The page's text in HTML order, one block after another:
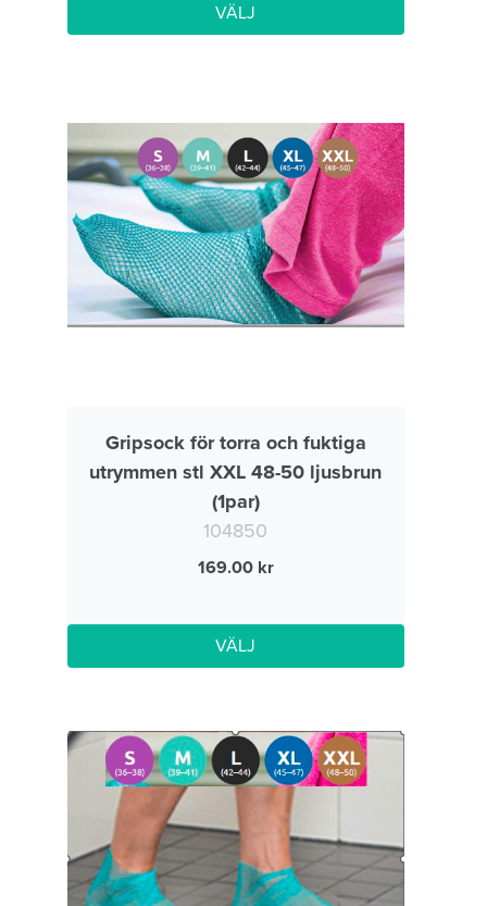
VÄLJ
Gripsock för torra och fuktiga
utrymmen stl XXL 48-50 ljusbrun
(1par)
104850
169.00
VÄLJ